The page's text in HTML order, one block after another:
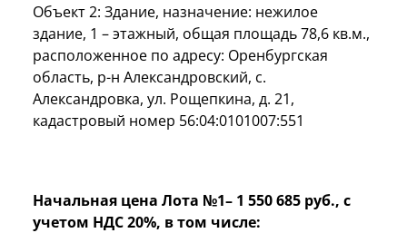
Объект 2: Здание, назначение: нежилое
здание, 1 – этажный, общая площадь 78,6 кв.м.,
расположенное по адресу: Оренбургская
область, р-н Александровский, с.
Александровка, ул. Рощепкина, д. 21,
кадастровый номер 56:04:0101007:551
Начальная цена Лота №1– 1 550 685 руб., с
учетом НДС 20%, в том числе: